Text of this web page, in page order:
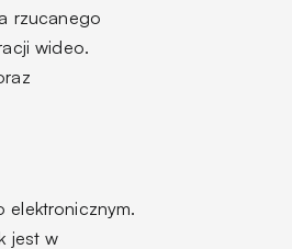
rzucanego
wideo.
elektronicznym.
jest w